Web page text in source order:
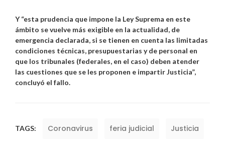
Y “esta prudencia que impone la Ley Suprema en este
ámbito se vuelve más exigible en la actualidad, de
emergencia declarada, si se tienen en cuenta las limitadas
condiciones técnicas, presupuestarias y de personal en
que los tribunales (federales, en el caso) deben atender
las cuestiones que se les proponen e impartir Justicia”,
concluyó el fallo.
TAGS: Coronavirus feria judicial Justicia